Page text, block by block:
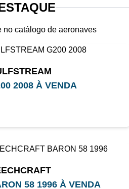
catálogo de aeronaves
2008 À VENDA
58 1996 À VENDA